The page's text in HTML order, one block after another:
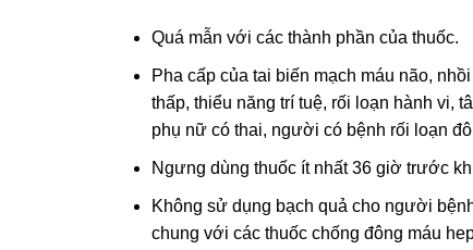
Quá mẫn với các thành phần của thuốc.
Pha cấp của tai biến mạch máu não,
thấp, thiểu năng trí tuệ, rối loạn hành vi,
phụ nữ có thai, người có bệnh rối loạn
Ngưng dùng thuốc ít nhất 36 giờ trước
Không sử dụng bạch quả cho người
chung với các thuốc chống đông máu